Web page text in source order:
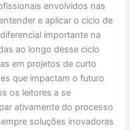
envolvidos nas
e aplicar o ciclo de
importante na
ao longo desse ciclo
em projetos de curto
que impactam o futuro
os leitores a se
ativamente do processo
soluções inovadoras